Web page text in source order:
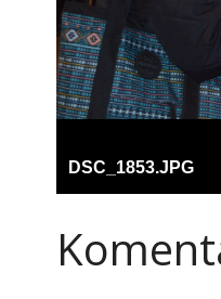
DSC_1853.JPG